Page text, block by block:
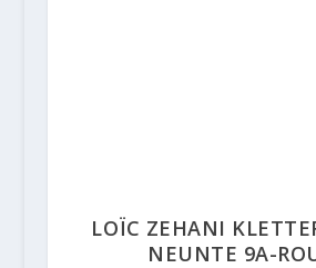
LOÏC ZEHANI
NEUNTE 9A-